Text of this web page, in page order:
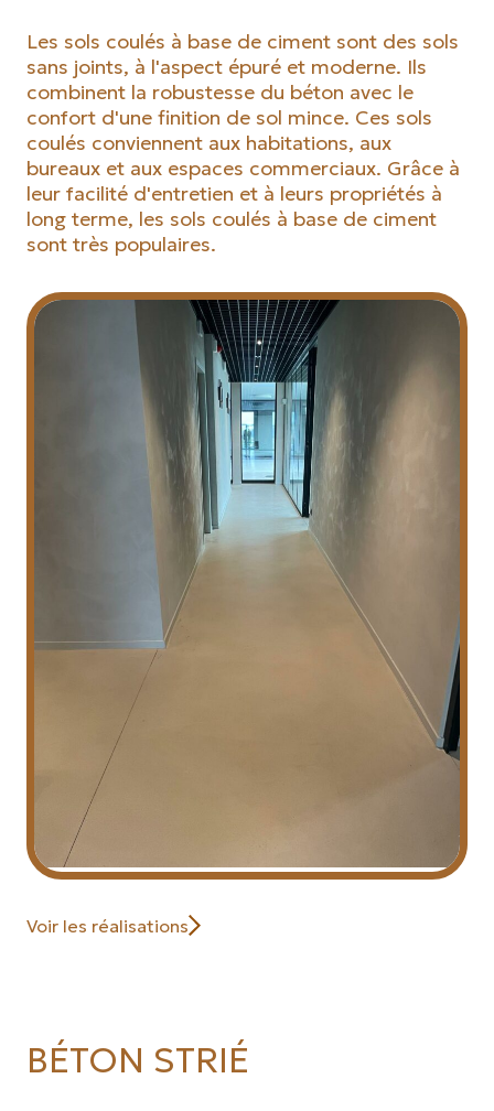
Les sols coulés à base de ciment sont des sols
sans joints, à l'aspect épuré et moderne. Ils
combinent la robustesse du béton avec le
confort d'une finition de sol mince. Ces sols
coulés conviennent aux habitations, aux
bureaux et aux espaces commerciaux. Grâce à
leur facilité d'entretien et à leurs propriétés à
long terme, les sols coulés à base de ciment
sont très populaires.
Voir les réalisations
BÉTON STRIÉ